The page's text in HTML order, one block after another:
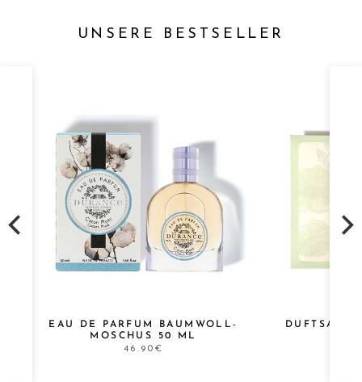
UNSERE BESTSELLER
EAU DE PARFUM BAUMWOLL-
MOSCHUS 50 ML
46.90€